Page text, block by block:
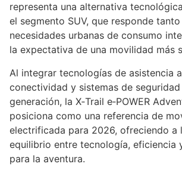
representa una alternativa
el segmento SUV, que responde
necesidades urbanas de consumo
la expectativa de una movilidad más
Al integrar tecnologías de asistencia
conectividad y sistemas de
generación, la X‑Trail e‑POWER
posiciona como una referencia de
electrificada para 2026, ofreciendo a
equilibrio entre tecnología, eficiencia
para la aventura.